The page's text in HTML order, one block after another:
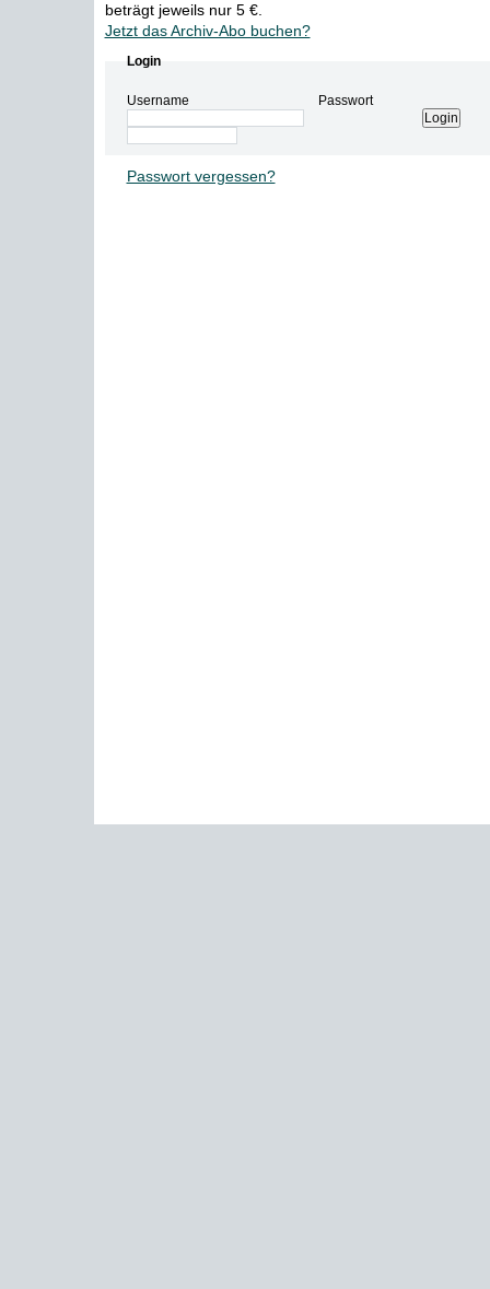
beträgt jeweils nur 5 €.
Jetzt das Archiv-Abo buchen?
Login
Username Passwort
Passwort vergessen?